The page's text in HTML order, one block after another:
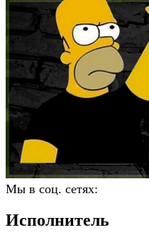
Мы в соц. сетях:
Исполнитель